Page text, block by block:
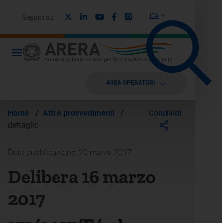
ITA
Seguici su: LinkedinYoutubeFacebook
Instagram
AREA OPERATORI
Home / Atti e provvedimenti
/
dettaglio
Condividi
Data pubblicazione: 20 marzo 2017
Delibera 16 marzo
2017